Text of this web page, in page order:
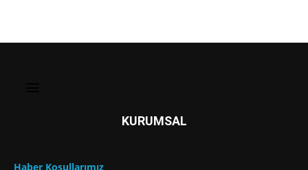
KURUMSAL
Haber Koşullarımız